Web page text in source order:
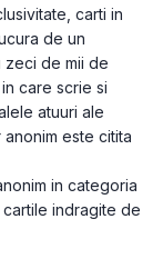
carti in
de un
zeci de mii de
care scrie si
atuuri ale
este citita
in categoria
indragite de